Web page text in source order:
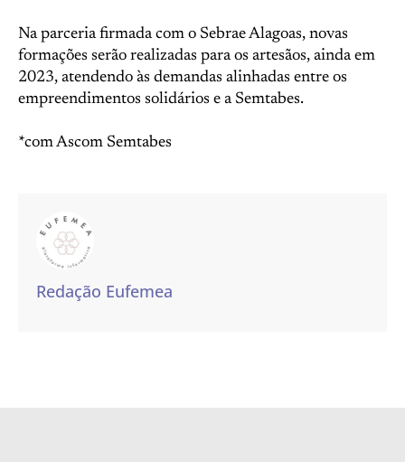
Na parceria firmada com o Sebrae Alagoas, novas
formações serão realizadas para os artesãos, ainda em
2023, atendendo às demandas alinhadas entre os
empreendimentos solidários e a Semtabes.
*com Ascom Semtabes
Redação Eufemea